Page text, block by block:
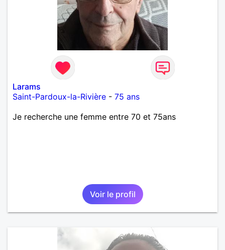
Larams
Saint-Pardoux-la-Rivière - 75 ans
Je recherche une femme entre 70 et 75ans
Voir le profil